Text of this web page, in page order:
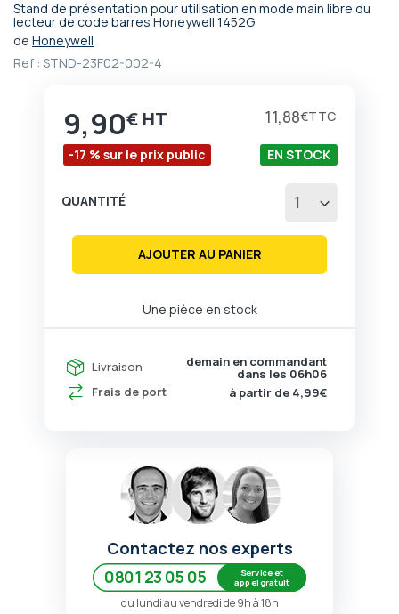
Stand de présentation pour utilisation en mode main libre du
lecteur de code barres Honeywell 1452G
de Honeywell
Ref : STND-23F02-002-4
Prix
9,90€ 11,88€
-17 % sur le prix public
Une pièce en stock
EN STOCK
Livraison demain en commandant
dans les 06h06
Frais de port
à partir de 4,99€
QUANTITÉ
AJOUTER AU PANIER
Passer
au
de
d’images
Contactez nos experts
0801 23 05 05
Service et
appel gratuit
du lundi au vendredi de 9h à 18h